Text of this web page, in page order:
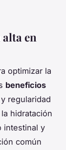
alta en
optimizar la
beneficios
regularidad
hidratación
intestinal y
común